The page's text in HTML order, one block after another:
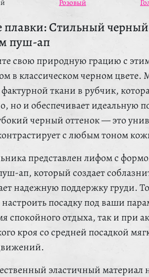
Розовый
Стильный черный
пуш-ап
свою природную грацию с
в классическом черном цвете.
ткани в рубчик,
но и обеспечивает идеальную
черный оттенок — это
с любым тоном
представлен лифом с
ап, который создает
надежную поддержку груди.
посадку под ваши
спокойного отдыха, так и при
кроя со средней посадкой
эластичный материал